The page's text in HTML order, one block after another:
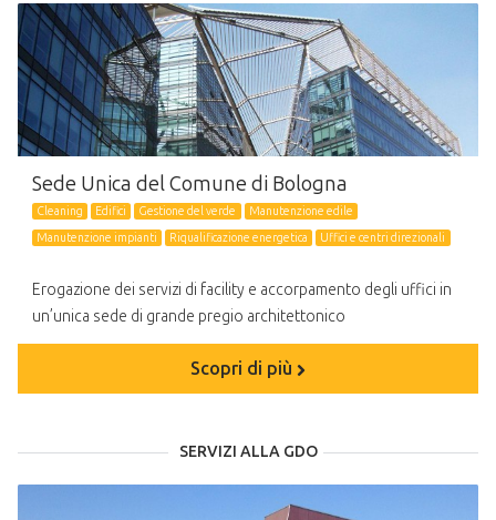
Sede Unica del Comune di Bologna
Cleaning Edifici Gestione del verde
Manutenzione edile
Manutenzione impianti
Riqualificazione energetica Uffici e centri direzionali
Erogazione dei servizi di facility e accorpamento degli uffici in
un’unica sede di grande pregio architettonico
Scopri di più
SERVIZI ALLA GDO